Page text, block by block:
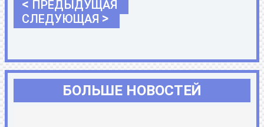
< ПРЕДЫДУЩАЯ
СЛЕДУЮЩАЯ >
БОЛЬШЕ НОВОСТЕЙ